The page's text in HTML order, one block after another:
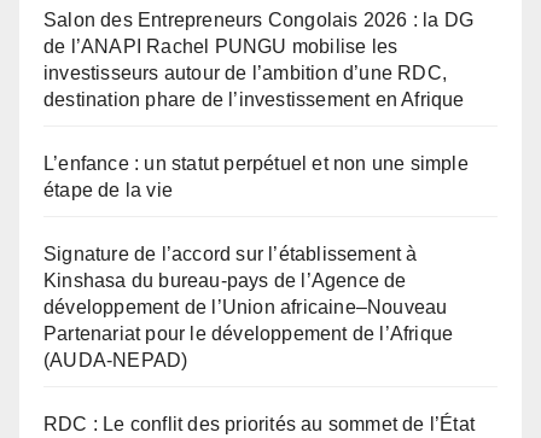
Salon des Entrepreneurs Congolais 2026 : la DG
de l’ANAPI Rachel PUNGU mobilise les
investisseurs autour de l’ambition d’une RDC,
destination phare de l’investissement en Afrique
L’enfance : un statut perpétuel et non une simple
étape de la vie
Signature de l’accord sur l’établissement à
Kinshasa du bureau-pays de l’Agence de
développement de l’Union africaine–Nouveau
Partenariat pour le développement de l’Afrique
(AUDA-NEPAD)
RDC : Le conflit des priorités au sommet de l’État